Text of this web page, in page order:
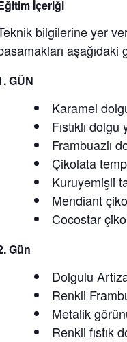
İçeriği
bilgilerine yer
aşağıdaki
⁠GÜN
Karamel
Fıstıklı dolgu
Frambuazlı
Çikolata
Kuruyemişli
Mendiant
Cocostar
⁠Gün
Dolgulu
Renkli
Metalik
Renkli fıstık